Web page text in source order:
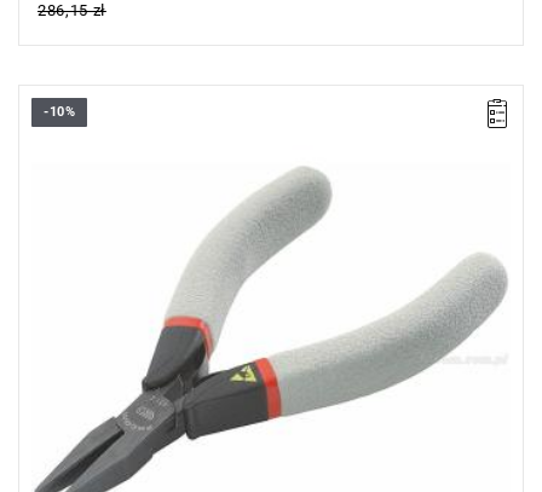
286,15 zł
Masa: 75 g.
-10%